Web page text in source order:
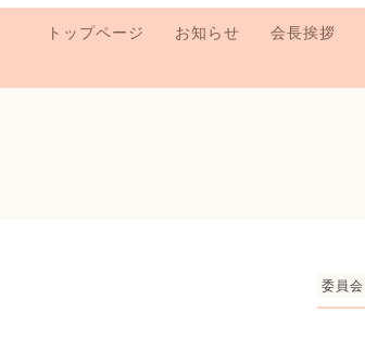
トップページ お知らせ 会長挨拶
委員会